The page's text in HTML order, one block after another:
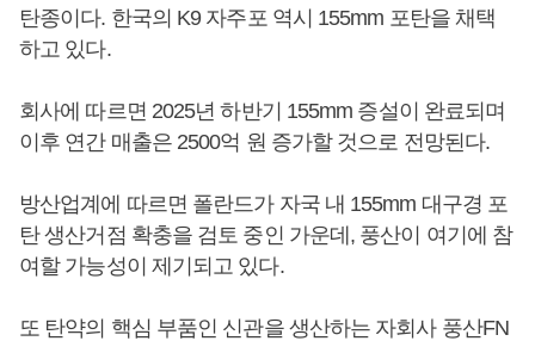
탄종이다. 한국의 K9 자주포 역시 155mm 포탄을 채택
하고 있다.
회사에 따르면 2025년 하반기 155mm 증설이 완료되며
이후 연간 매출은 2500억 원 증가할 것으로 전망된다.
방산업계에 따르면 폴란드가 자국 내 155mm 대구경 포
탄 생산거점 확충을 검토 중인 가운데, 풍산이 여기에 참
여할 가능성이 제기되고 있다.
또 탄약의 핵심 부품인 신관을 생산하는 자회사 풍산FN